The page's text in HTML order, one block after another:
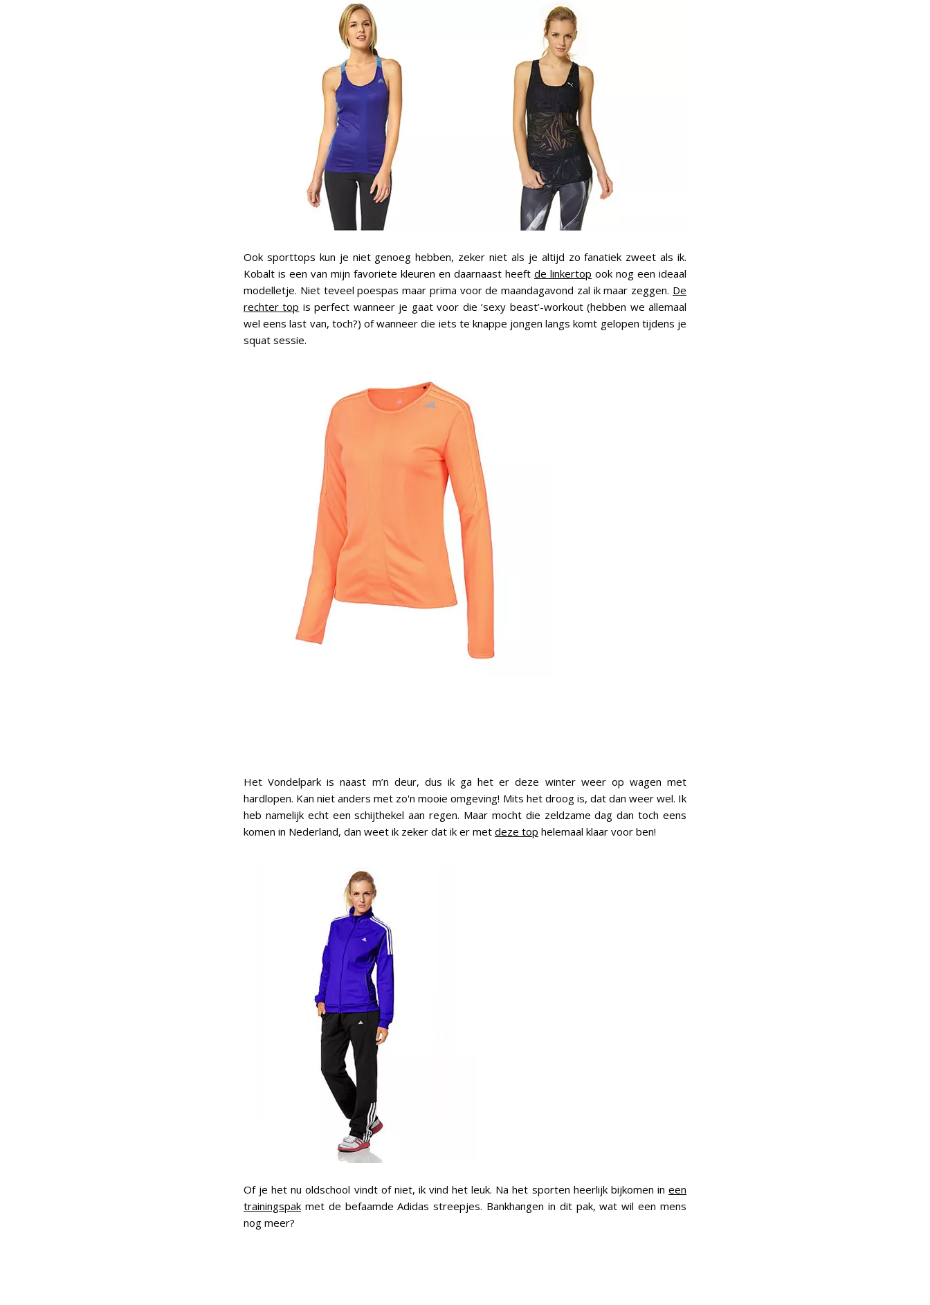
Ook sporttops kun je niet genoeg hebben, zeker niet als je altijd zo fanatiek zweet als ik.
Kobalt is een van mijn favoriete kleuren en daarnaast heeft de linkertop ook nog een ideaal
modelletje. Niet teveel poespas maar prima voor de maandagavond zal ik maar zeggen. De
rechter top is perfect wanneer je gaat voor die ‘sexy beast’-workout (hebben we allemaal
wel eens last van, toch?) of wanneer die iets te knappe jongen langs komt gelopen tijdens je
squat sessie.
Het Vondelpark is naast m’n deur, dus ik ga het er deze winter weer op wagen met
hardlopen. Kan niet anders met zo'n mooie omgeving! Mits het droog is, dat dan weer wel. Ik
heb namelijk echt een schijthekel aan regen. Maar mocht die zeldzame dag dan toch eens
komen in Nederland, dan weet ik zeker dat ik er met deze top helemaal klaar voor ben!
Of je het nu oldschool vindt of niet, ik vind het leuk. Na het sporten heerlijk bijkomen in een
trainingspak met de befaamde Adidas streepjes. Bankhangen in dit pak, wat wil een mens
nog meer?